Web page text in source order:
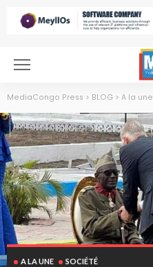
MediaCongo Press > BLOG > A la une
A LA UNE SOCIÉTÉ